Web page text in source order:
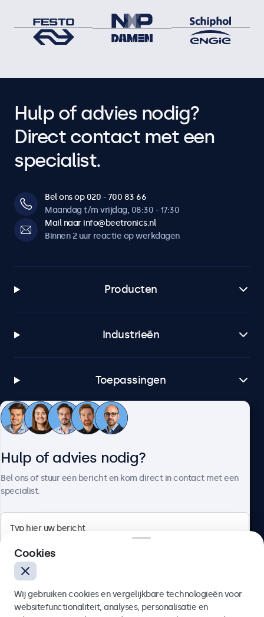
Hulp of advies nodig?
Direct contact met een
specialist.
Bel ons op 020 - 700 83 66
Maandag t/m vrijdag, 08:30 - 17:30
Mail naar info@beetronics.nl
Binnen 2 uur reactie op werkdagen
Producten
Industrieën
Toepassingen
Klantenservice
4.8/5 door 5000+ bedrijven
Hulp of advies nodig?
Bel ons of stuur een bericht en kom direct in contact met een
specialist.
Cookies
Wij gebruiken cookies en vergelijkbare technologieën voor
websitefunctionaliteit, analyses, personalisatie en